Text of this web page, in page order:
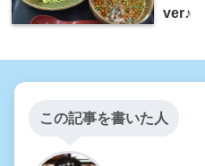
ver♪
この記事を書いた人